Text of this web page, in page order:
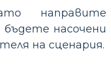
направите
насочени
на сценария.